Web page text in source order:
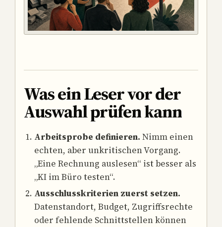
Was ein Leser vor der
Auswahl prüfen kann
Arbeitsprobe definieren. Nimm einen
echten, aber unkritischen Vorgang.
„Eine Rechnung auslesen“ ist besser als
„KI im Büro testen“.
Ausschlusskriterien zuerst setzen.
Datenstandort, Budget, Zugriffsrechte
oder fehlende Schnittstellen können